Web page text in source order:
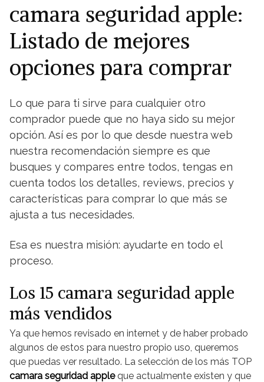
camara seguridad apple:
Listado de mejores
opciones para comprar
Lo que para ti sirve para cualquier otro
comprador puede que no haya sido su mejor
opción. Así es por lo que desde nuestra web
nuestra recomendación siempre es que
busques y compares entre todos, tengas en
cuenta todos los detalles, reviews, precios y
características para comprar lo que más se
ajusta a tus necesidades.
Esa es nuestra misión: ayudarte en todo el
proceso.
Los 15 camara seguridad apple
más vendidos
Ya que hemos revisado en internet y de haber probado
algunos de estos para nuestro propio uso, queremos
que puedas ver resultado. La selección de los más TOP
camara seguridad appleque actualmente existen y que